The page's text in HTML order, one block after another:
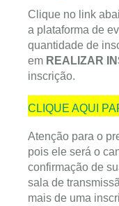
Clique no link
a plataforma de
quantidade de
em REALIZAR
inscrição.
CLIQUE AQUI
Atenção para o
pois ele será o
confirmação de
sala de
mais de uma